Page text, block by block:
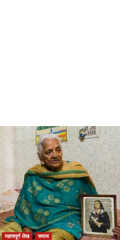
महत्वपूर्ण लेख समाज